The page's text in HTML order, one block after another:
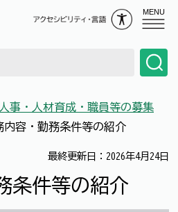
MENU
人事・人材育成・職員等の募集
内容・勤務条件等の紹介
最終更新日：2026年4月24日
条件等の紹介